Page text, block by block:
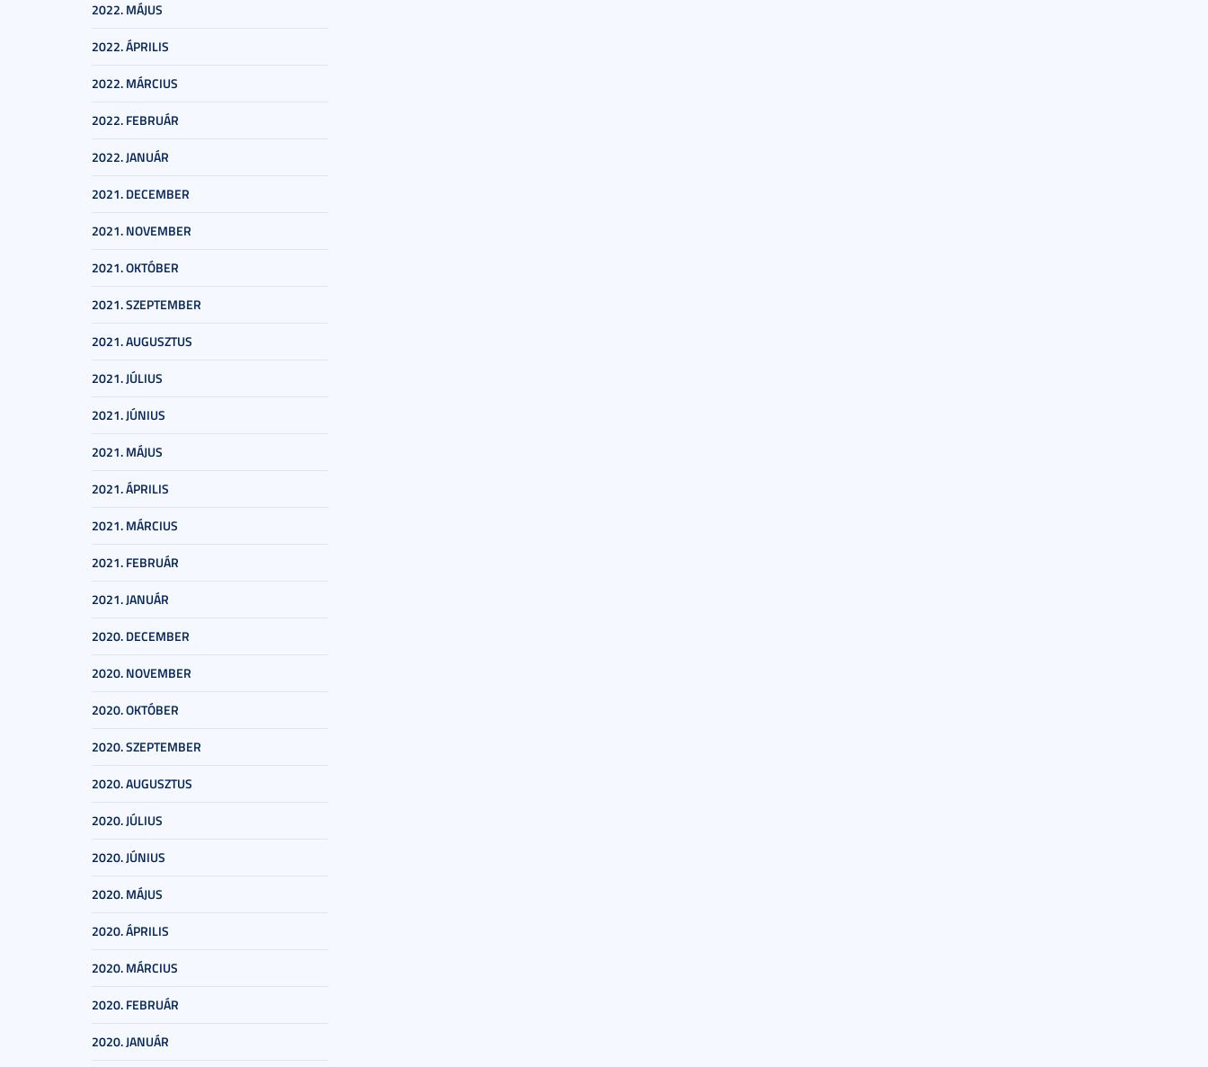
2022. MÁJUS
2022. ÁPRILIS
2022. MÁRCIUS
2022. FEBRUÁR
2022. JANUÁR
2021. DECEMBER
2021. NOVEMBER
2021. OKTÓBER
2021. SZEPTEMBER
2021. AUGUSZTUS
2021. JÚLIUS
2021. JÚNIUS
2021. MÁJUS
2021. ÁPRILIS
2021. MÁRCIUS
2021. FEBRUÁR
2021. JANUÁR
2020. DECEMBER
2020. NOVEMBER
2020. OKTÓBER
2020. SZEPTEMBER
2020. AUGUSZTUS
2020. JÚLIUS
2020. JÚNIUS
2020. MÁJUS
2020. ÁPRILIS
2020. MÁRCIUS
2020. FEBRUÁR
2020. JANUÁR